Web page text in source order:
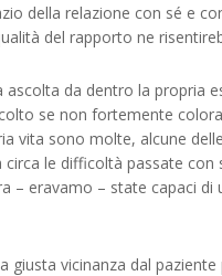
della relazione con sé e
del rapporto ne
da dentro la propria
se non fortemente
vita sono molte, alcune
le difficoltà passate
– eravamo – state capaci
giusta vicinanza dal